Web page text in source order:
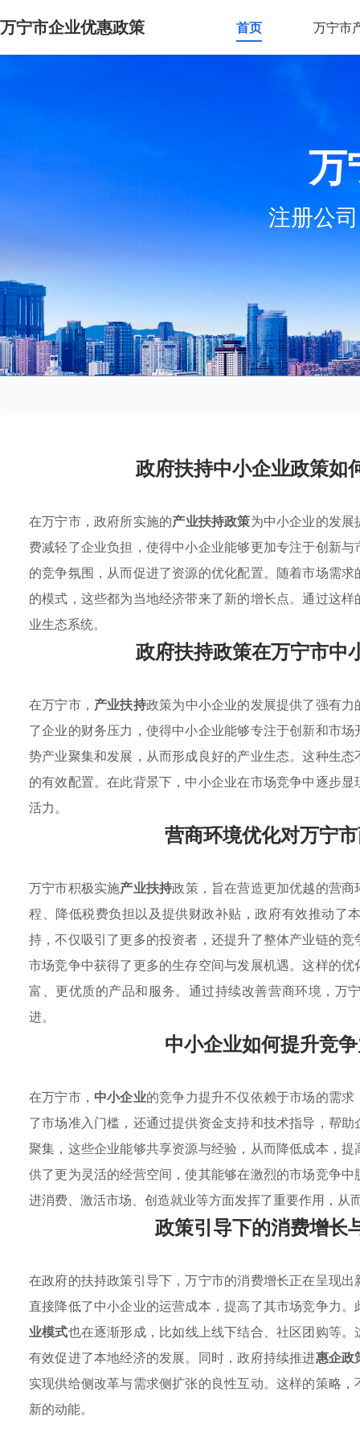
万宁市企业优惠政策 首页 万宁市
万
注册公
政府扶持中小企业政策如
在万宁市，政府所实施的产业扶持政策为中小企业的发
费减轻了企业负担，使得中小企业能够更加专注于创新
的竞争氛围，从而促进了资源的优化配置。随着市场需求
的模式，这些都为当地经济带来了新的增长点。通过这
业生态系统。
政府扶持政策在万宁市中
在万宁市， 产业扶持政策为中小企业的发展提供了强有
了企业的财务压力，使得中小企业能够专注于创新和市
势产业聚集和发展，从而形成良好的产业生态。这种生
的有效配置。在此背景下，中小企业在市场竞争中逐步
活力。
营商环境优化对万宁
万宁市积极实施产业扶持政策，旨在营造更加优越的营
程、降低税费负担以及提供财政补贴，政府有效推动了
持，不仅吸引了更多的投资者，还提升了整体产业链的
市场竞争中获得了更多的生存空间与发展机遇。这样的
富、更优质的产品和服务。通过持续改善营商环境，万
进。
中小企业如何提升竞
在万宁市， 中小企业的竞争力提升不仅依赖于市场的需求
了市场准入门槛，还通过提供资金支持和技术指导，帮
聚集，这些企业能够共享资源与经验，从而降低成本，
供了更为灵活的经营空间，使其能够在激烈的市场竞争
进消费、激活市场、创造就业等方面发挥了重要作用，从
政策引导下的消费增长
在政府的扶持政策引导下，万宁市的消费增长正在呈现出
直接降低了中小企业的运营成本，提高了其市场竞争力
业模式也在逐渐形成，比如线上线下结合、社区团购等。
有效促进了本地经济的发展。同时，政府持续推进惠企政
实现供给侧改革与需求侧扩张的良性互动。这样的策略
新的动能。